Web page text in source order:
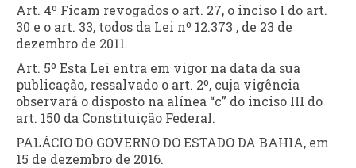
Art. 4º Ficam revogados o art. 27, o inciso I do art.
30 e o art. 33, todos da Lei nº 12.373 , de 23 de
dezembro de 2011.
Art. 5º Esta Lei entra em vigor na data da sua
publicação, ressalvado o art. 2º, cuja vigência
observará o disposto na alínea “c” do inciso III do
art. 150 da Constituição Federal.
PALÁCIO DO GOVERNO DO ESTADO DA BAHIA, em
15 de dezembro de 2016.